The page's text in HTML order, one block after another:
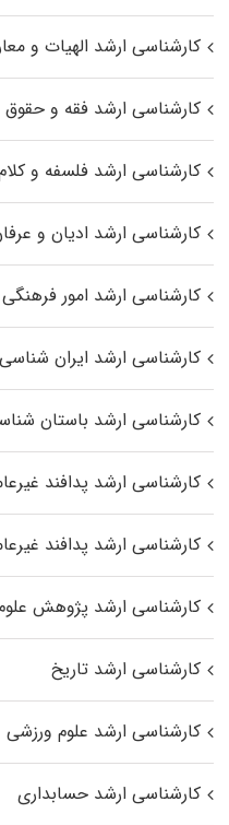
کارشناسی ارشد الهیات
کارشناسی ارشد فقه و حقوق
کارشناسی ارشد فلسفه و
کارشناسی ارشد ادیان و
کارشناسی ارشد امور فرهنگی
کارشناسی ارشد ایران شناسی
کارشناسی ارشد باستان
کارشناسی ارشد پدافند
کارشناسی ارشد پدافند
کارشناسی ارشد پژوهش
کارشناسی ارشد تاریخ
کارشناسی ارشد علوم ورزشی
کارشناسی ارشد حسابداری